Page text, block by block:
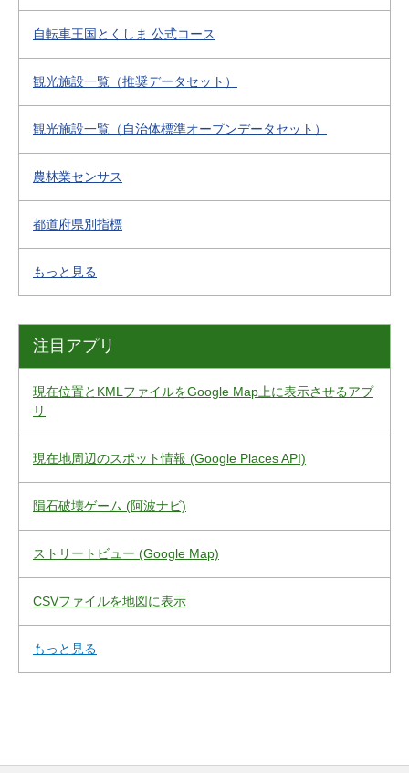
自転車王国とくしま 公式コース
観光施設一覧（推奨データセット）
観光施設一覧（自治体標準オープンデータセット）
農林業センサス
都道府県別指標
もっと見る
注目アプリ
現在位置とKMLファイルをGoogle Map上に表示させるアプ
リ
現在地周辺のスポット情報 (Google Places API)
隕石破壊ゲーム (阿波ナビ)
ストリートビュー (Google Map)
CSVファイルを地図に表示
もっと見る